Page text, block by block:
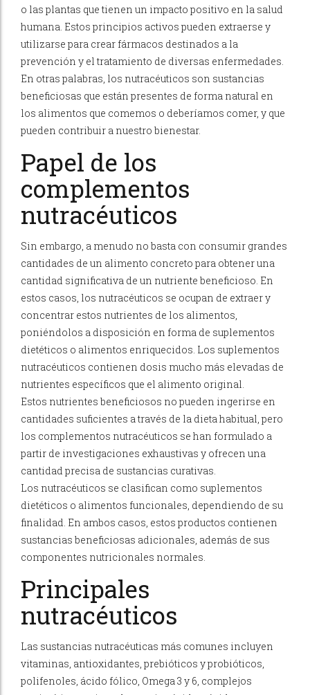
o las plantas que tienen un impacto positivo en la salud
humana. Estos principios activos pueden extraerse y
utilizarse para crear fármacos destinados a la
prevención y el tratamiento de diversas enfermedades.
En otras palabras, los nutracéuticos son sustancias
beneficiosas que están presentes de forma natural en
los alimentos que comemos o deberíamos comer, y que
pueden contribuir a nuestro bienestar.
Papel de los
complementos
nutracéuticos
Sin embargo, a menudo no basta con consumir grandes
cantidades de un alimento concreto para obtener una
cantidad significativa de un nutriente beneficioso. En
estos casos, los nutracéuticos se ocupan de extraer y
concentrar estos nutrientes de los alimentos,
poniéndolos a disposición en forma de suplementos
dietéticos o alimentos enriquecidos. Los suplementos
nutracéuticos contienen dosis mucho más elevadas de
nutrientes específicos que el alimento original.
Estos nutrientes beneficiosos no pueden ingerirse en
cantidades suficientes a través de la dieta habitual, pero
los complementos nutracéuticos se han formulado a
partir de investigaciones exhaustivas y ofrecen una
cantidad precisa de sustancias curativas.
Los nutracéuticos se clasifican como suplementos
dietéticos o alimentos funcionales, dependiendo de su
finalidad. En ambos casos, estos productos contienen
sustancias beneficiosas adicionales, además de sus
componentes nutricionales normales.
Principales
nutracéuticos
Las sustancias nutracéuticas más comunes incluyen
vitaminas, antioxidantes, prebióticos y probióticos,
polifenoles, ácido fólico, Omega 3 y 6, complejos